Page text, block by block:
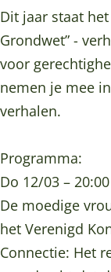
i
p
e
i
l
f
Dit jaar staat
Grondwet” -
voor
nemen je mee
verhalen.
Programma:
Do 12/03 –
De moedige
het Verenigd
Connectie: Het